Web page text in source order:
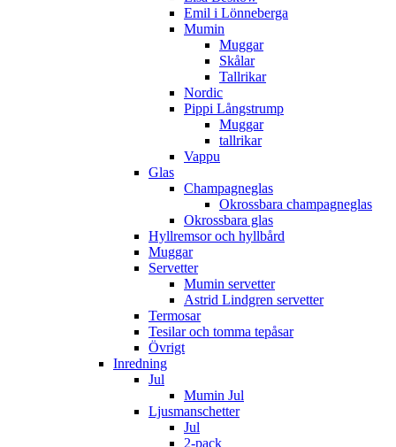
Emil i Lönneberga
Mumin
Muggar
Skålar
Tallrikar
Nordic
Pippi Långstrump
Muggar
tallrikar
Vappu
Glas
Champagneglas
Okrossbara champagneglas
Okrossbara glas
Hyllremsor och hyllbård
Muggar
Servetter
Mumin servetter
Astrid Lindgren servetter
Termosar
Tesilar och tomma tepåsar
Övrigt
Inredning
Jul
Mumin Jul
Ljusmanschetter
Jul
2-pack